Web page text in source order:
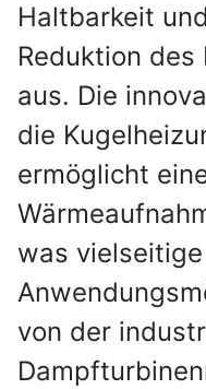
Haltbarkeit
Reduktion des
aus. Die
die
ermöglicht
was vielseitige
von der